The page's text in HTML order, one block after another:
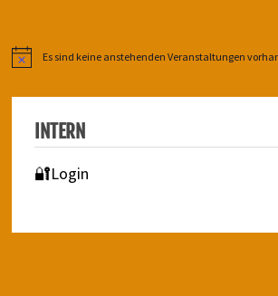
HinweisEs sind keine anstehenden Veranstaltungen
INTERN
🔐Login